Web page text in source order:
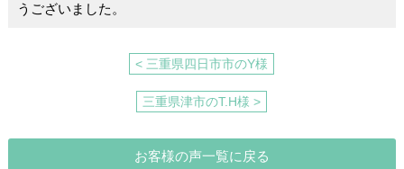
うございました。
< 三重県四日市市のY様
三重県津市のT.H様 >
お客様の声一覧に戻る